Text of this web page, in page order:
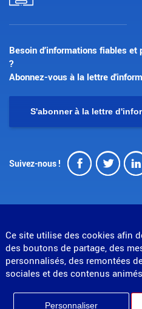
Ce site utilise des cookies afin
des boutons de partage, des
personnalisés, des remontées
sociales et des contenus
Personnaliser
Besoin d’informations fiables
?
Abonnez-vous à la lettre
S'abonner à la lettre
Suivez-nous !
© Direction générale des
MENU
PIED
Mentions légales
Données
Gestion des cookies